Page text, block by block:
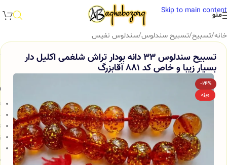
Skip to main content
منو
خانه/تسبیح/تسبیح سندلوس/سندلوس نفیس
تسبیح سندلوس 33 دانه بودار تراش شلغمی اکلیل دار
بسیار زیبا و خاص کد 881 آقابزرگ
-24%
ویژه